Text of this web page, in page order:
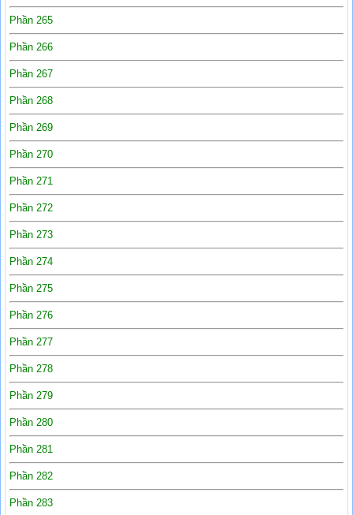
Phần 265
Phần 266
Phần 267
Phần 268
Phần 269
Phần 270
Phần 271
Phần 272
Phần 273
Phần 274
Phần 275
Phần 276
Phần 277
Phần 278
Phần 279
Phần 280
Phần 281
Phần 282
Phần 283